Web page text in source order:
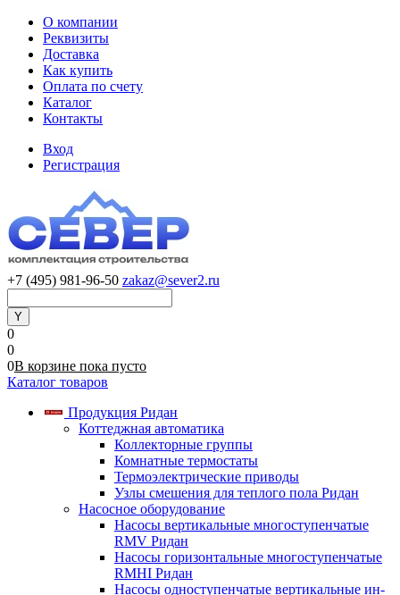
О компании
Реквизиты
Доставка
Как купить
Оплата по счету
Каталог
Контакты
Вход
Регистрация
+7 (495) 981-96-50 zakaz@sever2.ru
0
0
0В корзине пока пусто
Каталог товаров
Продукция Ридан
Коттеджная автоматика
Коллекторные группы
Комнатные термостаты
Термоэлектрические приводы
Узлы смешения для теплого пола Ридан
Насосное оборудование
Насосы вертикальные многоступенчатые
RMV Ридан
Насосы горизонтальные многоступенчатые
RMHI Ридан
Насосы одноступенчатые вертикальные ин-